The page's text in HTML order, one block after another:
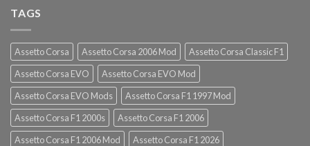
TAGS
Assetto Corsa Assetto Corsa 2006 Mod
Assetto Corsa Classic F1
Assetto Corsa EVO
Assetto Corsa EVO Mod
Assetto Corsa EVO Mods
Assetto Corsa F1 1997 Mod
Assetto Corsa F1 2000s
Assetto Corsa F1 2006
Assetto Corsa F1 2006 Mod
Assetto Corsa F1 2026